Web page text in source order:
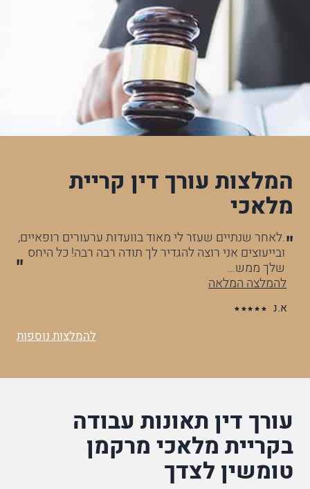
המלצות עורך דין קריית
מלאכי
.לאחר שנתיים שעזר לי מאוד בוועדות ערעורים רופאיים,
ובייעוצים אני רוצה להגדיר לך תודה רבה רבה! כל היחס
שלך ממש…
להמלצה המלאה
א.נ
להמלצות נוספות
עורך דין תאונות עבודה
בקריית מלאכי מרקמן
טומשין לצדך